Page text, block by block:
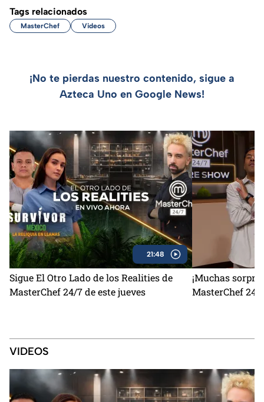
Tags relacionados
MasterChef Videos
¡No te pierdas nuestro contenido, sigue a
Azteca Uno en Google News!
21:48
Sigue El Otro Lado de los Realities de
MasterChef 24/7 de este jueves
¡Muchas
MasterChef 24/
VIDEOS